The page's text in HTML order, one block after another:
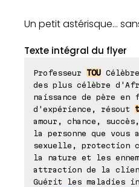
Un petit astérisque...
Texte intégral du flyer
Professeur TOU
des plus célèbre
naissance de père
d'expérience, résout
amour, chance,
la personne que vous
sexuelle, protection
la nature et les
attraction de la
Guérit les maladies